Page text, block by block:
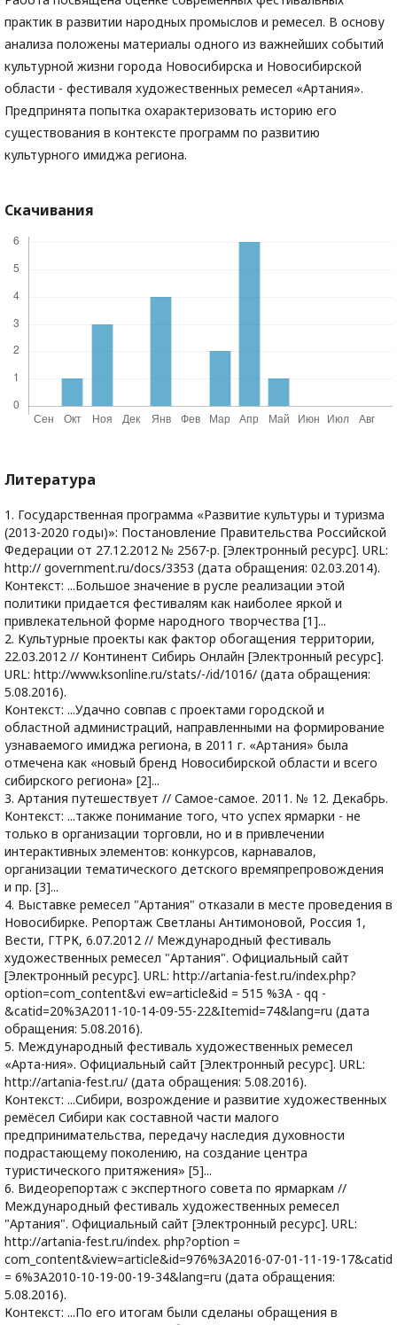
практик в развитии народных промыслов и ремесел. В основу
анализа положены материалы одного из важнейших событий
культурной жизни города Новосибирска и Новосибирской
области - фестиваля художественных ремесел «Артания».
Предпринята попытка охарактеризовать историю его
существования в контексте программ по развитию
культурного имиджа региона.
Скачивания
Литература
1. Государственная программа «Развитие культуры и туризма
(2013-2020 годы)»: Постановление Правительства Российской
Федерации от 27.12.2012 № 2567-р. [Электронный ресурс]. URL:
http:// government.ru/docs/3353 (дата обращения: 02.03.2014).
Контекст: ...Большое значение в русле реализации этой
политики придается фестивалям как наиболее яркой и
привлекательной форме народного творчества [1]...
2. Культурные проекты как фактор обогащения территории,
22.03.2012 // Континент Сибирь Онлайн [Электронный ресурс].
URL: http://www.ksonline.ru/stats/-/id/1016/ (дата обращения:
5.08.2016).
Контекст: ...Удачно совпав с проектами городской и
областной администраций, направленными на формирование
узнаваемого имиджа региона, в 2011 г. «Артания» была
отмечена как «новый бренд Новосибирской области и всего
сибирского региона» [2]...
3. Артания путешествует // Самое-самое. 2011. № 12. Декабрь.
Контекст: ...также понимание того, что успех ярмарки - не
только в организации торговли, но и в привлечении
интерактивных элементов: конкурсов, карнавалов,
организации тематического детского времяпрепровождения
и пр. [3]...
4. Выставке ремесел "Артания" отказали в месте проведения в
Новосибирке. Репортаж Светланы Антимоновой, Россия 1,
Вести, ГТРК, 6.07.2012 // Международный фестиваль
художественных ремесел "Артания". Официальный сайт
[Электронный ресурс]. URL: http://artania-fest.ru/index.php?
option=com_content&vi ew=article&id = 515 %3A - qq -
&catid=20%3A2011-10-14-09-55-22&Itemid=74&lang=ru (дата
обращения: 5.08.2016).
5. Международный фестиваль художественных ремесел
«Арта-ния». Официальный сайт [Электронный ресурс]. URL:
http://artania-fest.ru/ (дата обращения: 5.08.2016).
Контекст: ...Сибири, возрождение и развитие художественных
ремёсел Сибири как составной части малого
предпринимательства, передачу наследия духовности
подрастающему поколению, на создание центра
туристического притяжения» [5]...
6. Видеорепортаж с экспертного совета по ярмаркам //
Международный фестиваль художественных ремесел
"Артания". Официальный сайт [Электронный ресурс]. URL:
http://artania-fest.ru/index. php?option =
com_content&view=article&id=976%3A2016-07-01-11-19-17&catid
= 6%3A2010-10-19-00-19-34&lang=ru (дата обращения:
5.08.2016).
Контекст: ...По его итогам были сделаны обращения в